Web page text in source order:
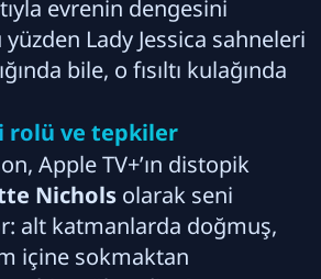
evrenin dengesini
Lady Jessica sahneleri
bile, o fısıltı kulağında
rolü ve tepkiler
Apple TV+’ın distopik
Nichols olarak seni
alt katmanlarda doğmuş,
içine sokmaktan